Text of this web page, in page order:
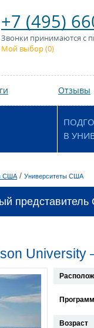
+7 (495)
Звонки принимаются с
Мой выбор (0)
Отзывы
В
США / Университеты США
представитель
Возраст